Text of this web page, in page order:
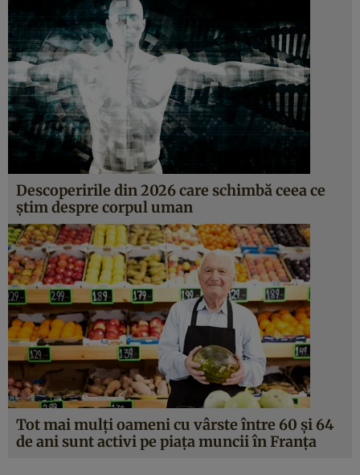
Descoperirile din 2026 care schimbă ceea ce
știm despre corpul uman
Tot mai mulți oameni cu vârste între 60 și 64
de ani sunt activi pe piața muncii în Franța